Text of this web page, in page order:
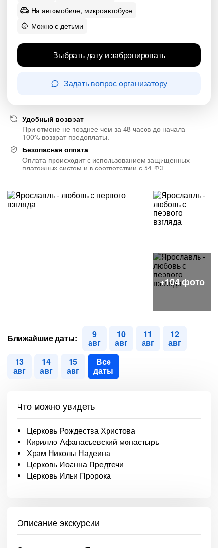
На автомобиле, микроавтобусе
Можно с детьми
Выбрать дату и забронировать
Задать вопрос организатору
Удобный возврат
При отмене не позднее чем за 48 часов до начала —
100% возврат предоплаты.
Безопасная оплата
Оплата происходит с использованием защищенных
платежных систем и в соответствии с 54-ФЗ
Ближайшие даты: 9
авг
10
авг
11
авг
12
авг
13
авг
14
авг
15
авг
Все
даты
Что можно увидеть
Церковь Рождества Христова
Кирилло-Афанасьевский монастырь
Храм Николы Надеина
Церковь Иоанна Предтечи
Церковь Ильи Пророка
Описание экскурсии